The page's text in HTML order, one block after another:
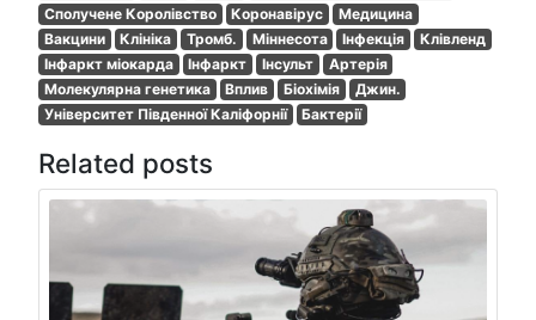
Сполучене Королівство
Коронавірус
Медицина
Вакцини
Клініка Тромб. Міннесота Інфекція
Клівленд
Інфаркт міокарда
Інфаркт Інсульт
Артерія
Молекулярна генетика
Вплив Біохімія
Джин.
Університет Південної Каліфорнії
Бактерії
Related posts